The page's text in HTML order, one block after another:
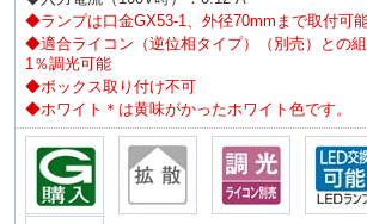
◆ランプは口金GX53-1、外径70mmまで取付可
◆適合ライコン（逆位相タイプ）（別売）との
1％調光可能
◆ボックス取り付け不可
◆ホワイト＊は黄味がかったホワイト色です。